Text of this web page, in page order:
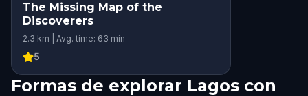
STEP INTO THE STORY
The Missing Map of the
Discoverers
2.3 km | Avg. time: 63 min
5
Formas de explorar Lagos con